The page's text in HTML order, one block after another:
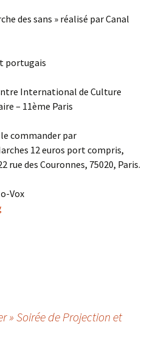
des sans » réalisé par Canal
portugais
International de Culture
– 11ème Paris
commander par
12 euros port compris,
rue des Couronnes, 75020, Paris.
Vox
» Soirée de Projection et